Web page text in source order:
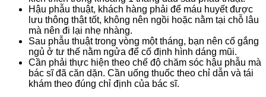
Hậu phẫu thuật, khách hàng phải để máu huyết được
lưu thông thật tốt, không nên ngồi hoặc nằm tại chỗ lâu
mà nên đi lại nhẹ nhàng.
Sau phẫu thuật trong vòng một tháng, bạn nên cố gắng
ngủ ở tư thế nằm ngửa để cố định hình dáng mũi.
Cần phải thực hiện theo chế độ chăm sóc hậu phẫu mà
bác sĩ đã căn dặn. Cần uống thuốc theo chỉ dẫn và tái
khám theo đúng chỉ định của bác sĩ.